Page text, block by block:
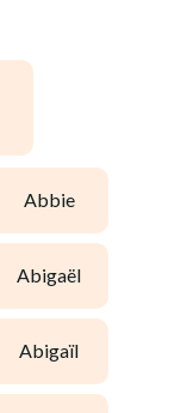
abbie
abigaël
abigaïl